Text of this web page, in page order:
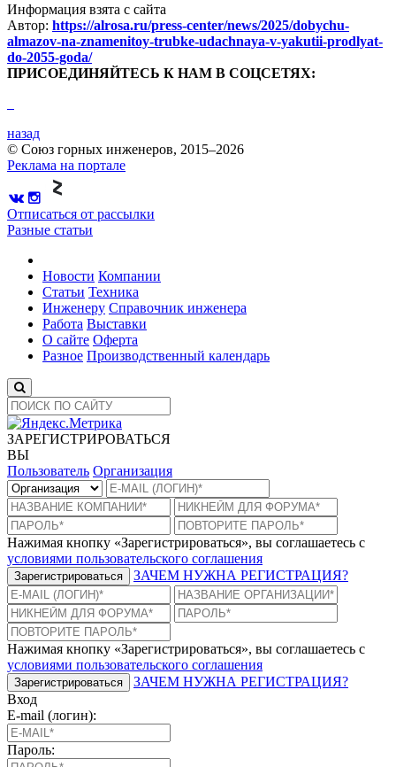
Информация взята с сайта
Автор: https://alrosa.ru/press-center/news/2025/dobychu-
almazov-na-znamenitoy-trubke-udachnaya-v-yakutii-prodlyat-
do-2055-goda/
ПРИСОЕДИНЯЙТЕСЬ К НАМ В СОЦСЕТЯХ:
назад
© Союз горных инженеров, 2015–2026
Реклама на портале
Отписаться от рассылки
Разные статьи
Новости Компании
Статьи Техника
Инженеру Справочник инженера
Работа Выставки
О сайте Оферта
Разное Производственный календарь
ЗАРЕГИСТРИРОВАТЬСЯ
ВЫ
Пользователь Организация
Нажимая кнопку «Зарегистрироваться», вы соглашаетесь с
условиями пользовательского соглашения
Зарегистрироваться ЗАЧЕМ НУЖНА РЕГИСТРАЦИЯ?
Нажимая кнопку «Зарегистрироваться», вы соглашаетесь с
условиями пользовательского соглашения
Зарегистрироваться
ЗАЧЕМ НУЖНА РЕГИСТРАЦИЯ?
Вход
E-mail (логин):
Пароль: